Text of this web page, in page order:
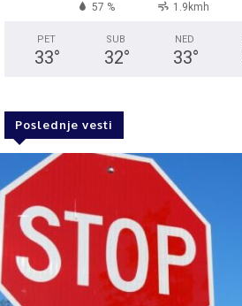
57 % 1.9kmh
PET
33°
SUB
32°
NED
33°
Poslednje vesti